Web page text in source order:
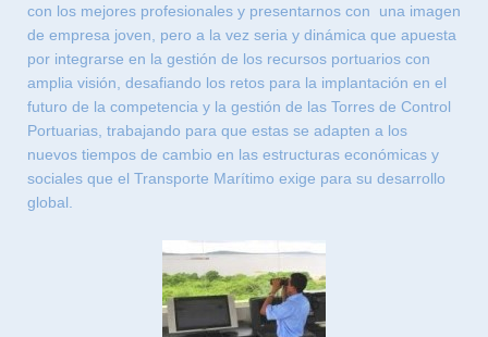
con los mejores profesionales y presentarnos con una imagen
de empresa joven, pero a la vez seria y dinámica que apuesta
por integrarse en la gestión de los recursos portuarios con
amplia visión, desafiando los retos para la implantación en el
futuro de la competencia y la gestión de las Torres de Control
Portuarias, trabajando para que estas se adapten a los
nuevos tiempos de cambio en las estructuras económicas y
sociales que el Transporte Marítimo exige para su desarrollo
global.